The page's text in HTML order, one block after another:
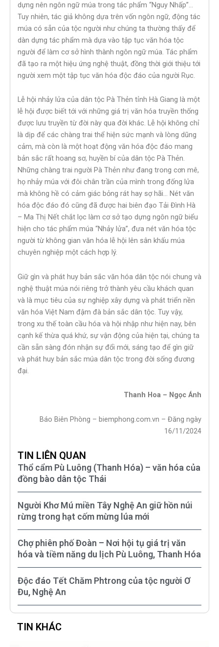
dựng nên ngôn ngữ múa trong tác phẩm “Nguy Nhấp”…
Tuy nhiên, tác giả không dựa trên vốn ngôn ngữ, động tác
múa có sẵn của tộc người như chúng ta thường thấy để
dàn dựng tác phẩm mà dựa vào tập tục văn hóa tộc
người để làm cơ sở hình thành ngôn ngữ múa. Tác phẩm
đã tạo ra một hiệu ứng nghệ thuật, đồng thời giới thiệu tới
người xem một tập tục văn hóa độc đáo của người Rục.
Lễ hội nhảy lửa của dân tộc Pà Thẻn tỉnh Hà Giang là một
lễ hội được biết tới với những giá trị văn hóa truyền thống
được lưu truyền từ đời này qua đời khác. Lễ hội không chỉ
là dịp để các chàng trai thể hiện sức mạnh và lòng dũng
cảm, mà còn là một hoạt động văn hóa độc đáo mang
bản sắc rất hoang sơ, huyền bí của dân tộc Pà Thẻn.
Những chàng trai người Pà Thẻn như đang trong cơn mê,
họ nhảy múa với đôi chân trần của mình trong đống lửa
mà không hề có cảm giác bỏng rát hay sợ hãi… Nét văn
hóa độc đáo đó cũng đã được hai biên đạo Tải Đình Hà
– Ma Thị Nết chắt lọc làm cơ sở tạo dựng ngôn ngữ biểu
hiện cho tác phẩm múa “Nhảy lửa”, đưa nét văn hóa tộc
người từ không gian văn hóa lễ hội lên sân khấu múa
chuyên nghiệp một cách hợp lý.
Giữ gìn và phát huy bản sắc văn hóa dân tộc nói chung và
nghệ thuật múa nói riêng trở thành yêu cầu khách quan
và là mục tiêu của sự nghiệp xây dựng và phát triển nền
văn hóa Việt Nam đậm đà bản sắc dân tộc. Tuy vậy,
trong xu thế toàn cầu hóa và hội nhập như hiện nay, bên
cạnh kế thừa quá khứ, sự vận động của hiện tại, chúng ta
cần sẵn sàng đón nhận sự đổi mới, sáng tạo để gìn giữ
và phát huy bản sắc múa dân tộc trong đời sống đương
đại.
Thanh Hoa – Ngọc Ánh
Báo Biên Phòng – biemphong.com.vn – Đăng ngày
16/11/2024
TIN LIÊN QUAN
Thổ cẩm Pù Luông (Thanh Hóa) – văn hóa của
đồng bào dân tộc Thái
Người Khơ Mú miền Tây Nghệ An giữ hồn núi
rừng trong hạt cốm mừng lúa mới
Chợ phiên phố Đoàn – Nơi hội tụ giá trị văn
hóa và tiềm năng du lịch Pù Luông, Thanh Hóa
Độc đáo Tết Chăm Phtrong của tộc người Ơ
Đu, Nghệ An
TIN KHÁC